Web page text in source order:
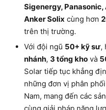
Sigenergy, Panasonic,
Anker Solix cùng hơn
trên thị trường.
Với đội ngũ 50+ kỹ sư,
nhánh, 3 tổng kho và
Solar tiếp tục khẳng
những đơn vị phân
Nam, mang đến các